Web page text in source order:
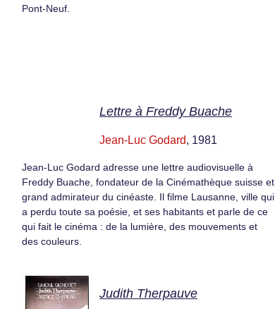
Pont-Neuf.
Lettre à Freddy Buache
Jean-Luc Godard, 1981
Jean-Luc Godard adresse une lettre audiovisuelle à
Freddy Buache, fondateur de la Cinémathèque suisse et
grand admirateur du cinéaste. Il filme Lausanne, ville qui
a perdu toute sa poésie, et ses habitants et parle de ce
qui fait le cinéma : de la lumière, des mouvements et
des couleurs.
Judith Therpauve